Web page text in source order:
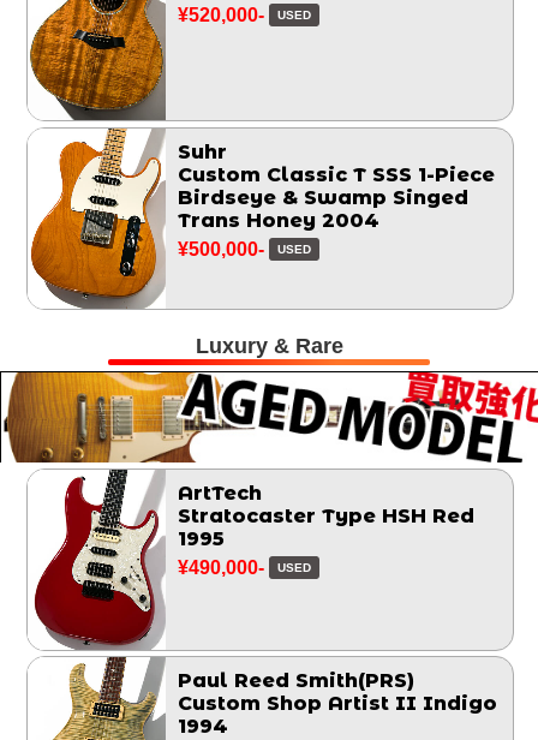
¥520,000- USED
Suhr
Custom Classic T SSS 1-Piece
Birdseye & Swamp Singed
Trans Honey 2004
¥500,000- USED
Luxury & Rare
ArtTech
Stratocaster Type HSH Red
1995
¥490,000- USED
Paul Reed Smith(PRS)
Custom Shop Artist II Indigo
1994